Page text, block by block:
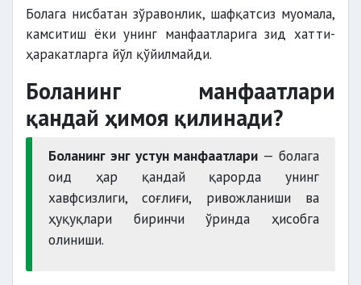
Болага нисбатан зўравонлик, шафқатсиз муомала,
камситиш ёки унинг манфаатларига зид хатти-
ҳаракатларга йўл қўйилмайди.
Боланинг манфаатлари
қандай ҳимоя қилинади?
Боланинг энг устун манфаатлари — болага
оид ҳар қандай қарорда унинг
хавфсизлиги, соғлиғи, ривожланиши ва
ҳуқуқлари биринчи ўринда ҳисобга
олиниши.